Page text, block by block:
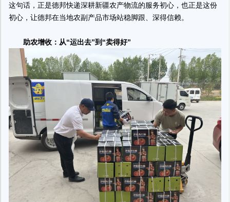
这句话，正是德邦快递深耕新疆农产物流的服务初心，也正是这份
初心，让德邦在当地农副产品市场站稳脚跟、深得信赖。
助农增收：从“运出去”到“卖得好”